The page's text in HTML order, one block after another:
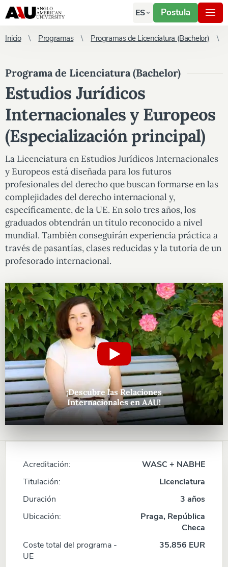
ES Postula
Inicio Programas Programas de Licenciatura (Bachelor)
Programa de Licenciatura (Bachelor)
Estudios Jurídicos
Internacionales y Europeos
(Especialización principal)
La Licenciatura en Estudios Jurídicos Internacionales
y Europeos está diseñada para los futuros
profesionales del derecho que buscan formarse en las
complejidades del derecho internacional y,
específicamente, de la UE. En solo tres años, los
graduados obtendrán un título reconocido a nivel
mundial. También conseguirán experiencia práctica a
través de pasantías, clases reducidas y la tutoría de un
profesorado internacional.
¡Descubre las Relaciones
Internacionales en AAU!
Acreditación:
WASC + NABHE
Titulación:
Licenciatura
Duración
3 años
Ubicación:
Praga, República
Checa
Coste total del programa -
UE
35.856 EUR